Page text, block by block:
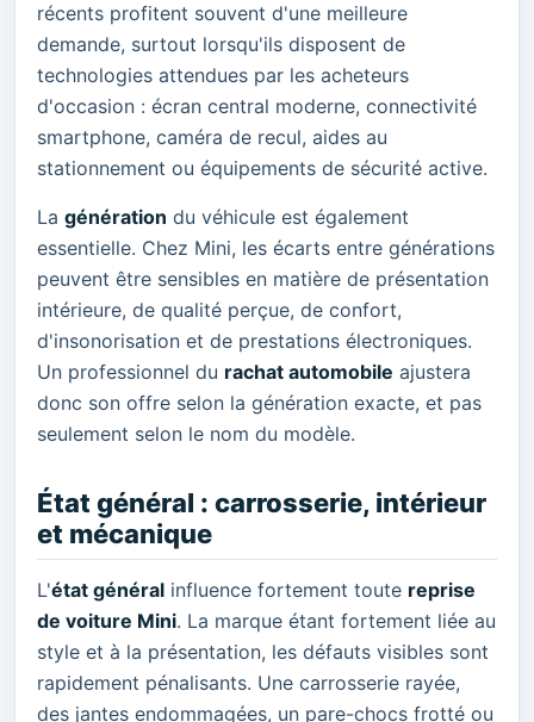
récents profitent souvent d'une meilleure
demande, surtout lorsqu'ils disposent de
technologies attendues par les acheteurs
d'occasion : écran central moderne, connectivité
smartphone, caméra de recul, aides au
stationnement ou équipements de sécurité active.
La génération du véhicule est également
essentielle. Chez Mini, les écarts entre générations
peuvent être sensibles en matière de présentation
intérieure, de qualité perçue, de confort,
d'insonorisation et de prestations électroniques.
Un professionnel du rachat automobile ajustera
donc son offre selon la génération exacte, et pas
seulement selon le nom du modèle.
État général : carrosserie, intérieur
et mécanique
L'état général influence fortement toute reprise
de voiture Mini. La marque étant fortement liée au
style et à la présentation, les défauts visibles sont
rapidement pénalisants. Une carrosserie rayée,
des jantes endommagées, un pare-chocs frotté ou